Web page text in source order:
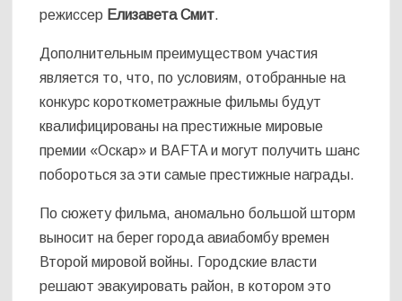
режиссер Елизавета Смит.
Дополнительным преимуществом участия
является то, что, по условиям, отобранные на
конкурс короткометражные фильмы будут
квалифицированы на престижные мировые
премии «Оскар» и BAFTA и могут получить шанс
побороться за эти самые престижные награды.
По сюжету фильма, аномально большой шторм
выносит на берег города авиабомбу времен
Второй мировой войны. Городские власти
решают эвакуировать район, в котором это